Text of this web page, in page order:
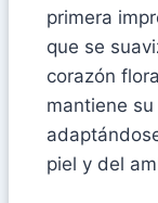
primera
que se
corazón
mantiene
piel y del